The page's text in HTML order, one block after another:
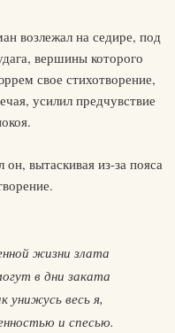
возлежал на седире, под
вершины которого
свое стихотворение,
усилил предчувствие
вытаскивая из-за пояса
жизни злата
в дни заката
унижусь весь я,
и спесью.